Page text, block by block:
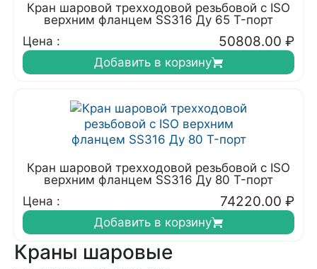
Кран шаровой трехходовой резьбовой с ISO
верхним фланцем SS316 Ду 65 T-порт
Цена :
50808.00 ₽
Добавить в корзину
Кран шаровой трехходовой резьбовой с ISO
верхним фланцем SS316 Ду 80 T-порт
Цена :
74220.00 ₽
Добавить в корзину
Краны шаровые